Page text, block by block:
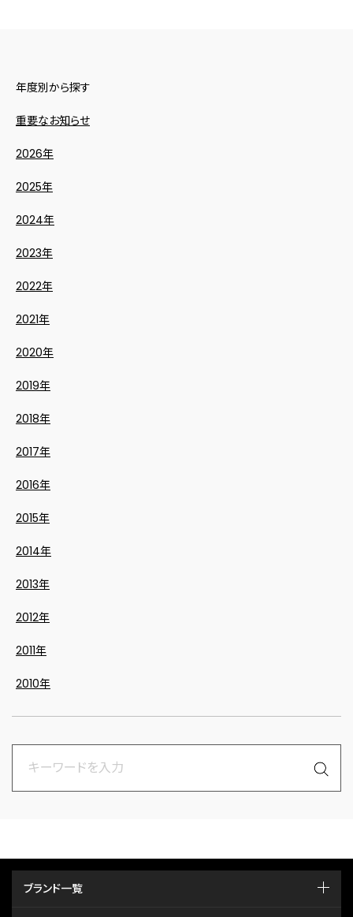
年度別から探す
重要なお知らせ
2026年
2025年
2024年
2023年
2022年
2021年
2020年
2019年
2018年
2017年
2016年
2015年
2014年
2013年
2012年
2011年
2010年
ブランド一覧